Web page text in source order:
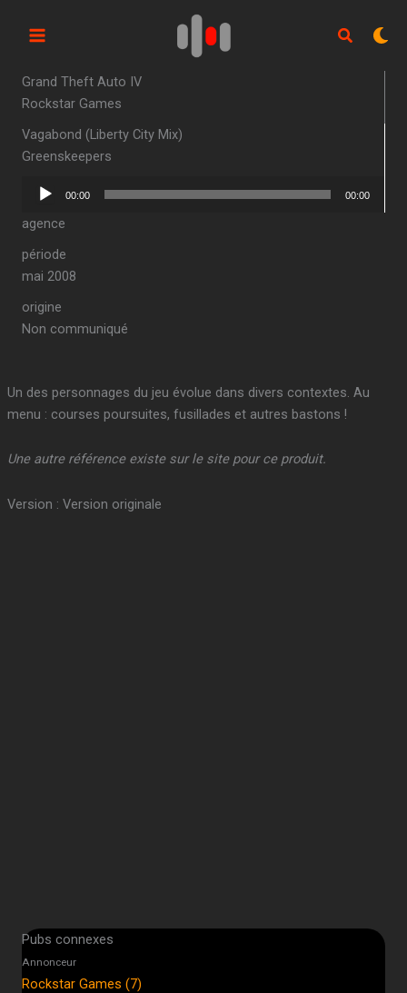
Grand Theft Auto IV
Rockstar Games
Vagabond (Liberty City Mix)
Greenskeepers
Lecteur
00:00 00:00
agence
période
mai 2008
origine
Non communiqué
Un des personnages du jeu évolue dans divers contextes. Au
menu : courses poursuites, fusillades et autres bastons !
Une autre référence existe sur le site pour ce produit.
Version : Version originale
Pubs connexes
Annonceur
Rockstar Games (7)